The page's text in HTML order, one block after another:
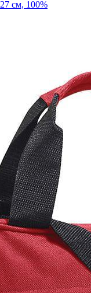
см, 100%